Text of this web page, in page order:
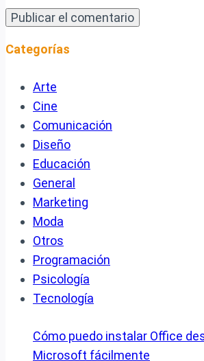
Categorías
Arte
Cine
Comunicación
Diseño
Educación
General
Marketing
Moda
Otros
Programación
Psicología
Tecnología
Cómo puedo instalar Office
Microsoft fácilmente